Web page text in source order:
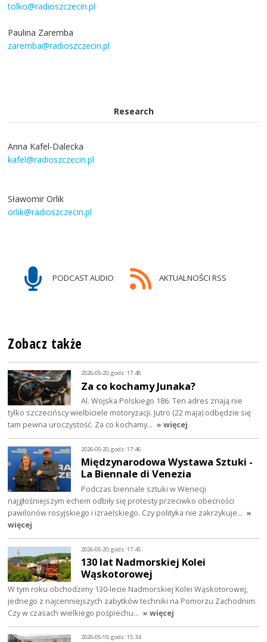
tolko@radioszczecin.pl
Paulina Zaremba
zaremba@radioszczecin.pl
Research
Anna Kafel-Dalecka
kafel@radioszczecin.pl
Sławomir Orlik
orlik@radioszczecin.pl
PODCAST AUDIO AKTUALNOŚCI RSS
Zobacz także
2026-05-20, godz. 17:48
Za co kochamy Junaka?
Al. Wojska Polskiego 186. Ten adres znają nie
tylko szczecińscy wielbiciele motoryzacji. Jutro (22 maja) odbędzie się
tam pewna uroczystość. Za co kochamy… » więcej
2026-05-20, godz. 17:46
Międzynarodowa Wystawa Sztuki -
La Biennale di Venezia
Podczas biennale sztuki w Wenecji
najgłośniejszym echem odbiły się protesty przeciwko obecności
pawilonów rosyjskiego i izraelskiego. Czy polityka nie zakrzykuje… »
więcej
2026-05-20, godz. 17:45
130 lat Nadmorskiej Kolei
Wąskotorowej
W tym roku obchodzimy 130-lecie Nadmorskiej Kolei Wąskotorowej,
jednego z najcenniejszych zabytków techniki na Pomorzu Zachodnim.
Czy w czasach wielkiego pośpiechu… » więcej
2026-05-19, godz. 15:34